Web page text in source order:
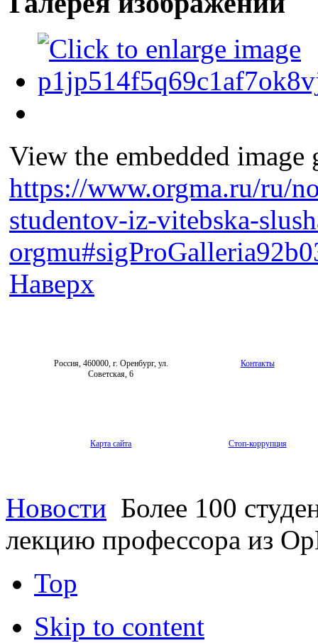
View the embedded
https://www.orgma.ru/ru/
studentov-iz-vitebska-
Наверх
Россия, 460000, г. Оренбург, ул.
Советская, 6
Контакты
Карта сайта Стоп-коррупция
Новости Более 100
лекцию профессора из
Top
Skip to content